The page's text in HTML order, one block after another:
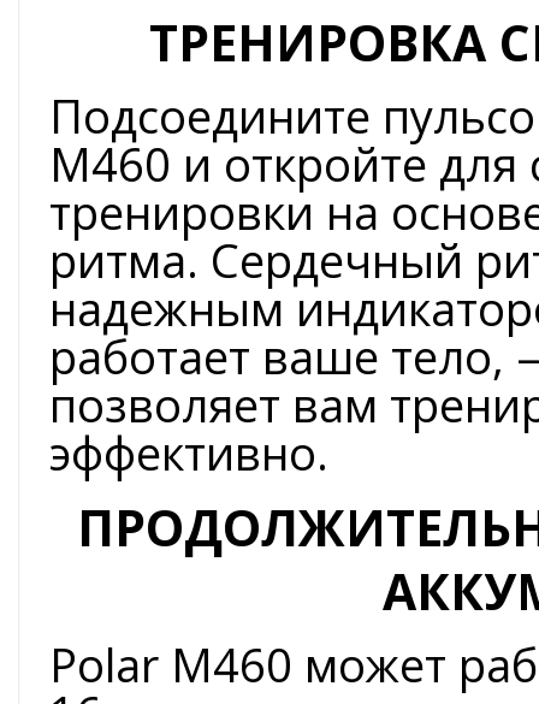
ТРЕНИРОВКА
Подсоедините
M460 и откройте
тренировки на
ритма. Сердечный
надежным
работает ваше тело,
позволяет вам
эффективно.
Polar M460 может